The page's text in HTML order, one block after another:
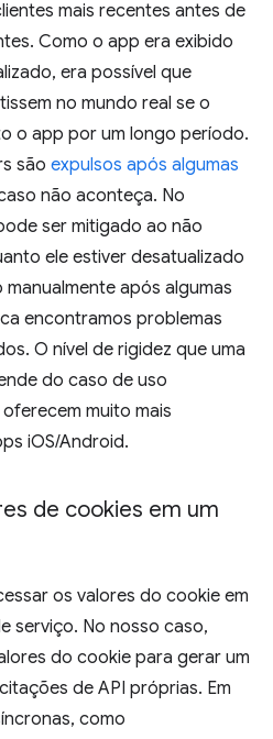
mais recentes antes de
Como o app era exibido
era possível que
no mundo real se o
o app por um longo período.
são expulsos após algumas
não aconteça. No
ser mitigado ao não
ele estiver desatualizado
após algumas
encontramos problemas
O nível de rigidez que uma
do caso de uso
muito mais
iOS/Android.
de cookies em um
os valores do cookie em
serviço. No nosso caso,
do cookie para gerar um
de API próprias. Em
como